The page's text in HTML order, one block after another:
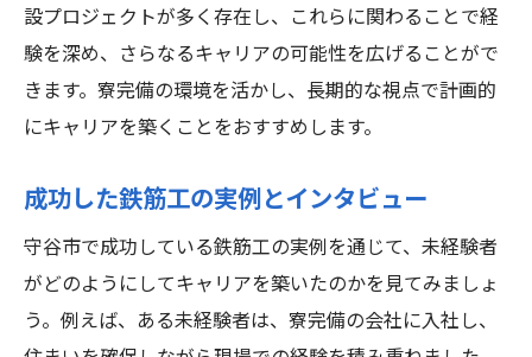
設プロジェクトが多く存在し、これらに関わることで経
験を深め、さらなるキャリアの可能性を広げることがで
きます。寮完備の環境を活かし、長期的な視点で計画的
にキャリアを築くことをおすすめします。
成功した鉄筋工の実例とインタビュー
守谷市で成功している鉄筋工の実例を通じて、未経験者
がどのようにしてキャリアを築いたのかを見てみましょ
う。例えば、ある未経験者は、寮完備の会社に入社し、